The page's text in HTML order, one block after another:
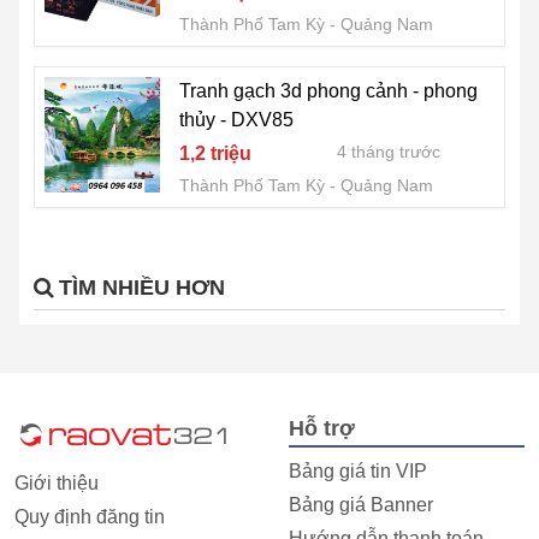
Thành Phố Tam Kỳ
Quảng Nam
Tranh gạch 3d phong cảnh - phong
thủy - DXV85
1,2 triệu
4 tháng trước
Thành Phố Tam Kỳ
Quảng Nam
TÌM NHIỀU HƠN
Giới thiệu
Quy định đăng tin
Hỗ trợ
Bảng giá tin VIP
Bảng giá Banner